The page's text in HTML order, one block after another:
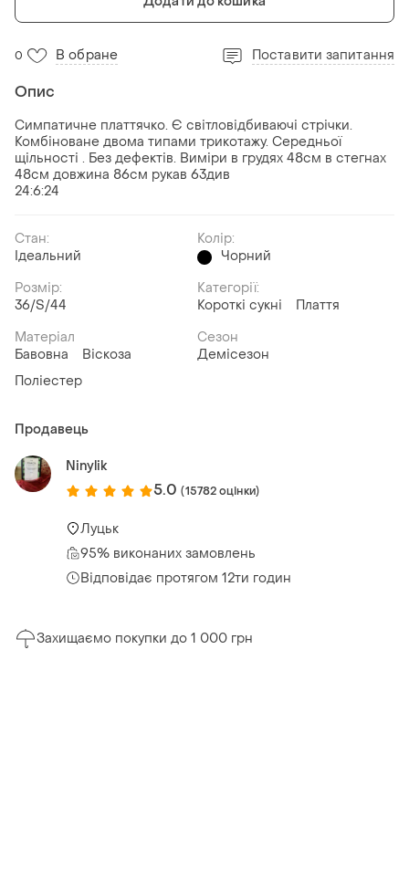
0 В обране Поставити запитання
Опис
Симпатичне платтячко. Є світловідбиваючі стрічки.
Комбіноване двома типами трикотажу. Середньої
щільності . Без дефектів. Виміри в грудях 48см в стегнах
48см довжина 86см рукав 63див
24:6:24
Стан:
Ідеальний
Колір:
Чорний
Розмір:
36/S/44
Категорії:
Короткі сукні
Плаття
Матеріал
Бавовна
Віскоза
Поліестер
Сезон
Демісезон
Продавець
Ninylik
5.0 (15782 оцінки)
Луцьк
95% виконаних замовлень
Відповідає протягом 12ти годин
Захищаємо покупки до 1 000 грн